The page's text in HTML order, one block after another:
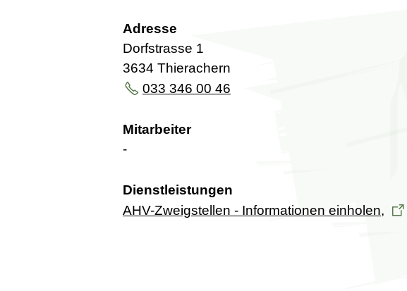
Adresse
Dorfstrasse 1
3634 Thierachern
033 346 00 46
Mitarbeiter
-
Dienstleistungen
AHV-Zweigstellen - Informationen einholen,